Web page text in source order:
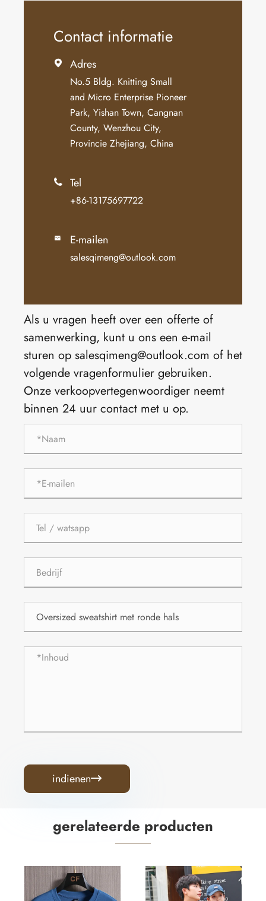
Contact informatie
 Adres
No.5 Bldg. Knitting Small
and Micro Enterprise Pioneer
Park, Yishan Town, Cangnan
County, Wenzhou City,
Provincie Zhejiang, China
 Tel
+86-13175697722
 E-mailen
salesqimeng@outlook.com
Als u vragen heeft over een offerte of
samenwerking, kunt u ons een e-mail
sturen op salesqimeng@outlook.com of het
volgende vragenformulier gebruiken.
Onze verkoopvertegenwoordiger neemt
binnen 24 uur contact met u op.
indienen
gerelateerde producten